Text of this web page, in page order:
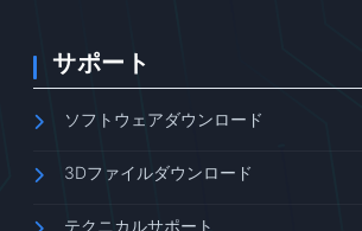
サポート
ソフトウェアダウンロード
3Dファイルダウンロード
テクニカルサポート